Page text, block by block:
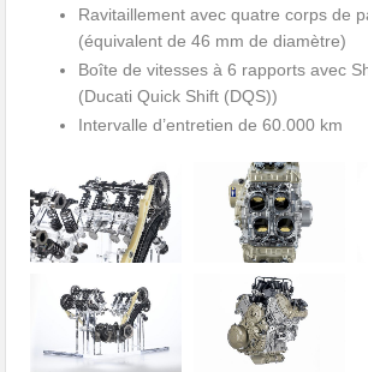
Ravitaillement avec quatre corps de
(équivalent de 46 mm de diamètre)
Boîte de vitesses à 6 rapports avec
(Ducati Quick Shift (DQS))
Intervalle d’entretien de 60.000 km